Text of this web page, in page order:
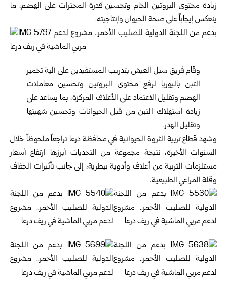
زيادة محتوى البروتين الخام وتحسين قدرة المجترات على الهضم، ما
ينعكس إيجاباً على صحة الحيوان وإنتاجيته.
وقام فريق سبل العيش بتدريب المستفيدين على آلية تخمير
التبن باليوريا لرفع محتوى البروتين وتحسين معاملات
الهضم وتقليل الاعتماد على الأعلاف المركزة، بما يساعد على
زيادة استهلاك التبن من قبل الحيوانات وتحسين شهيتها
وتقليل الهدر.
وشهد قطاع تربية الثروة الحيوانية في محافظة درعا تراجعاً ملحوظاً خلال
السنوات الأخيرة، نتيجة مجموعة من التحديات أبرزها ارتفاع أسعار
مستلزمات التربية من أعلاف وأدوية بيطرية، إلى جانب تأثيرات الجفاف
وقلة المراعي الطبيعية.